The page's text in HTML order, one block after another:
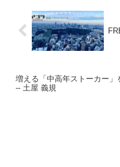
増える「中高年ストーカー」
-- 土屋 義規